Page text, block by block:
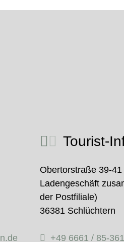
Tourist-
Obertorstraße 39-41
Ladengeschäft
der Postfiliale)
36381 Schlüchtern
+49 6661 / 85-361